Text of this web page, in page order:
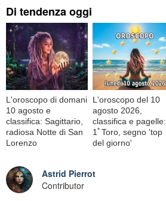
Di tendenza oggi
L'oroscopo di domani
10 agosto e
classifica: Sagittario,
radiosa Notte di San
Lorenzo
L'oroscopo del 10
agosto 2026,
classifica e pagelle:
1ﾟToro, segno 'top
del giorno'
Astrid Pierrot
Contributor